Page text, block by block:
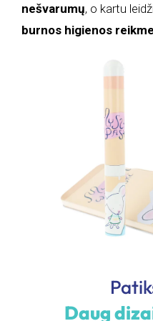
nešvarumų, o kartu
burnos higienos
Daug